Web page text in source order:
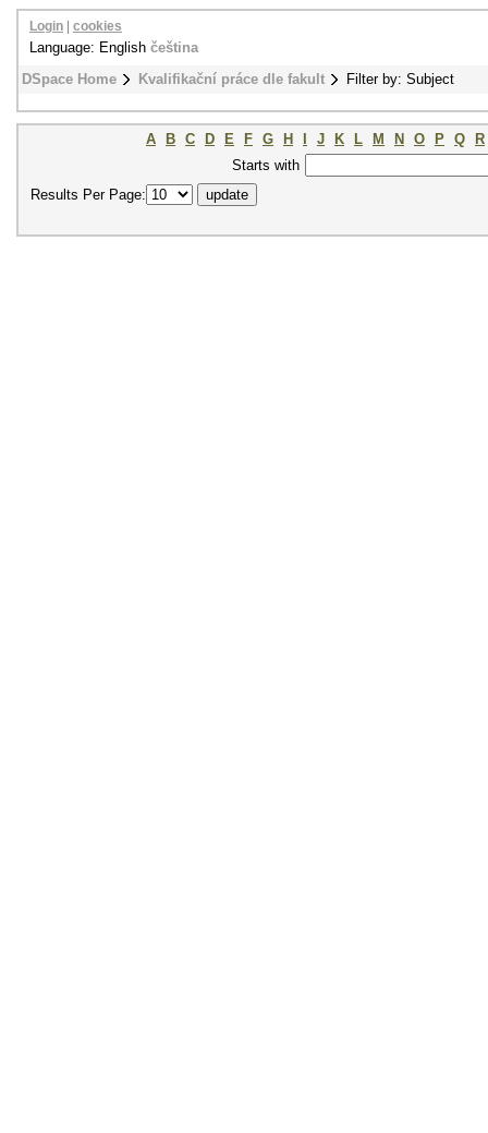
DSpace Home Kvalifikační práce dle fakult Filter by: Subject
Login cookies
Language: English čeština
A B C D E F G H J K L M N O P Q
R
Starts with
Results Per Page: